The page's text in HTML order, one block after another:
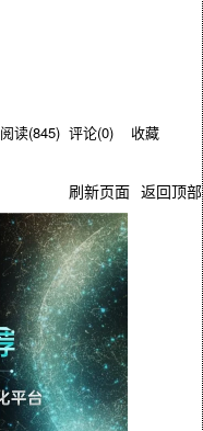
阅读(845) 评论(0) 收藏
刷新页面 返回顶部